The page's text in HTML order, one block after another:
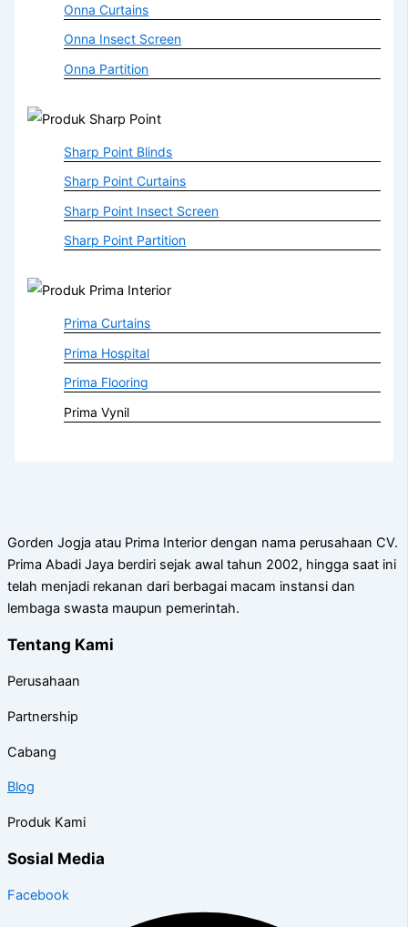
Onna Curtains
Onna Insect Screen
Onna Partition
Sharp Point Blinds
Sharp Point Curtains
Sharp Point Insect Screen
Sharp Point Partition
Prima Curtains
Prima Hospital
Prima Flooring
Prima Vynil
Gorden Jogja atau Prima Interior dengan nama perusahaan CV.
Prima Abadi Jaya berdiri sejak awal tahun 2002, hingga saat ini
telah menjadi rekanan dari berbagai macam instansi dan
lembaga swasta maupun pemerintah.
Tentang Kami
Perusahaan
Partnership
Cabang
Blog
Produk Kami
Sosial Media
Facebook